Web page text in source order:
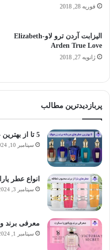
فوریه 28, 2018
الیزابت آردن ترو لاو-Elizabeth
Arden True Love
ژانویه 27, 2018
پربازدیدترین مطالب
5 تا از بهترین عطرهای مردانه برند زرجوف
سپتامبر 10, 2024
انواع عطر
سپتامبر 3, 2024
معرفی برند
سپتامبر 1, 2024